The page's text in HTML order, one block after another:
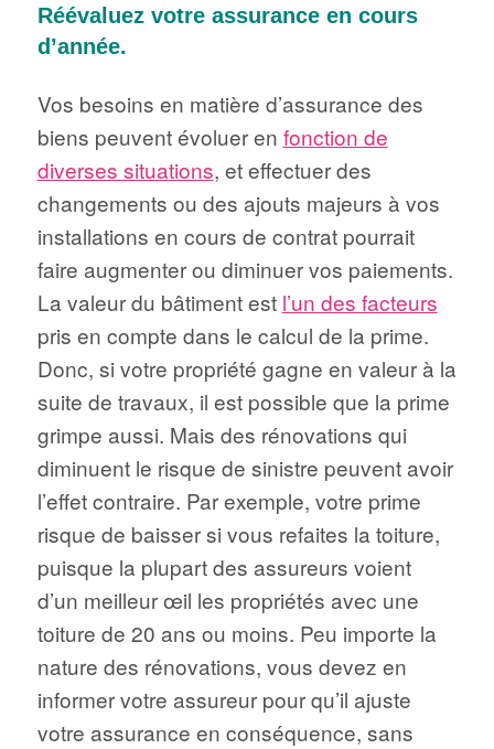
Réévaluez votre assurance en cours
d’année.
Vos besoins en matière d’assurance des
biens peuvent évoluer en fonction de
diverses situations, et effectuer des
changements ou des ajouts majeurs à vos
installations en cours de contrat pourrait
faire augmenter ou diminuer vos paiements.
La valeur du bâtiment est l’un des facteurs
pris en compte dans le calcul de la prime.
Donc, si votre propriété gagne en valeur à la
suite de travaux, il est possible que la prime
grimpe aussi. Mais des rénovations qui
diminuent le risque de sinistre peuvent avoir
l’effet contraire. Par exemple, votre prime
risque de baisser si vous refaites la toiture,
puisque la plupart des assureurs voient
d’un meilleur œil les propriétés avec une
toiture de 20 ans ou moins. Peu importe la
nature des rénovations, vous devez en
informer votre assureur pour qu’il ajuste
votre assurance en conséquence, sans